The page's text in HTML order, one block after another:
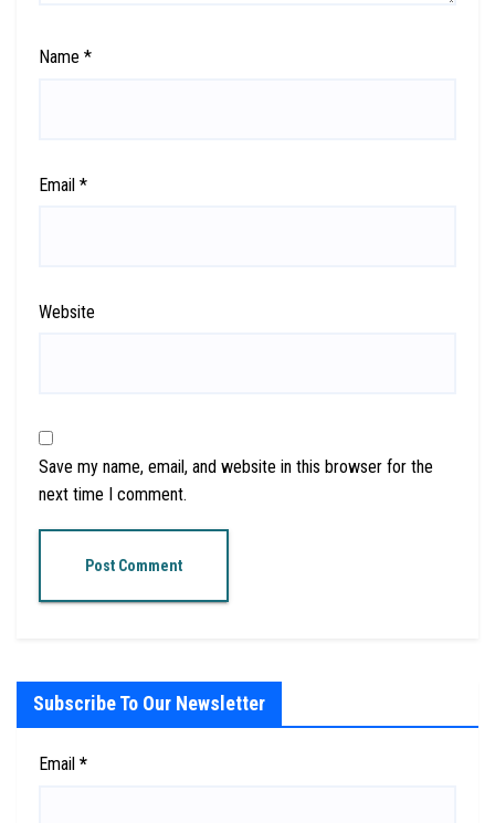
Name *
Email *
Website
Save my name, email, and website in this browser for the
next time I comment.
Subscribe To Our Newsletter
Email *